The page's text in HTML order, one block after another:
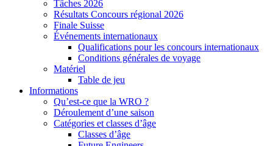
Tâches 2026
Résultats Concours régional 2026
Finale Suisse
Événements internationaux
Qualifications pour les concours internationaux
Conditions générales de voyage
Matériel
Table de jeu
Informations
Qu’est-ce que la WRO ?
Déroulement d’une saison
Catégories et classes d’âge
Classes d’âge